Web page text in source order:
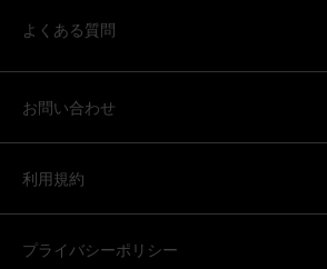
よくある質問
お問い合わせ
利用規約
プライバシーポリシー